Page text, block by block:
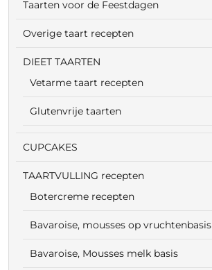
Taarten voor de Feestdagen
Overige taart recepten
DIEET TAARTEN
Vetarme taart recepten
Glutenvrije taarten
CUPCAKES
TAARTVULLING recepten
Botercreme recepten
Bavaroise, mousses op vruchtenbasis
Bavaroise, Mousses melk basis